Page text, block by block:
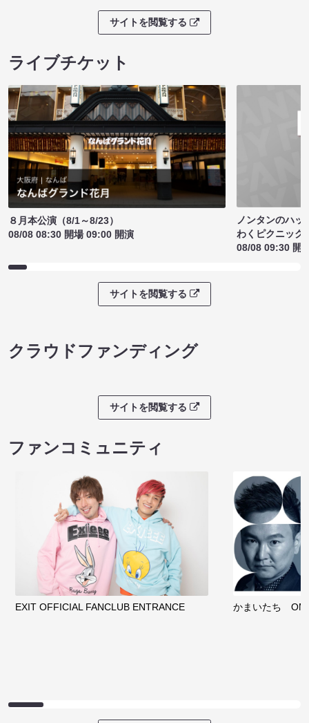
サイトを閲覧する
ライブチケット
８月本公演（8/1～8/23）
08/08 08:30 開場 09:00 開演
ノンタンのハッ
わくピクニック
08/08 09:30 開
サイトを閲覧する
クラウドファンディング
サイトを閲覧する
ファンコミュニティ
EXIT OFFICIAL FANCLUB ENTRANCE かまいたち